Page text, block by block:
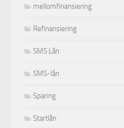
mellomfinansiering
Refinansiering
SMS Lån
SMS-lån
Sparing
Startlån